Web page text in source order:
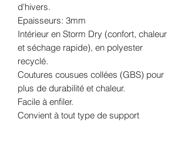
d'hivers.
Epaisseurs: 3mm
Intérieur en Storm Dry (confort, chaleur
et séchage rapide), en polyester
recyclé.
Coutures cousues collées (GBS) pour
plus de durabilité et chaleur.
Facile à enfiler.
Convient à tout type de support